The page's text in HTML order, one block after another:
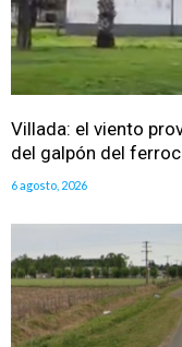
Villada: el viento
del galpón del
6 agosto, 2026